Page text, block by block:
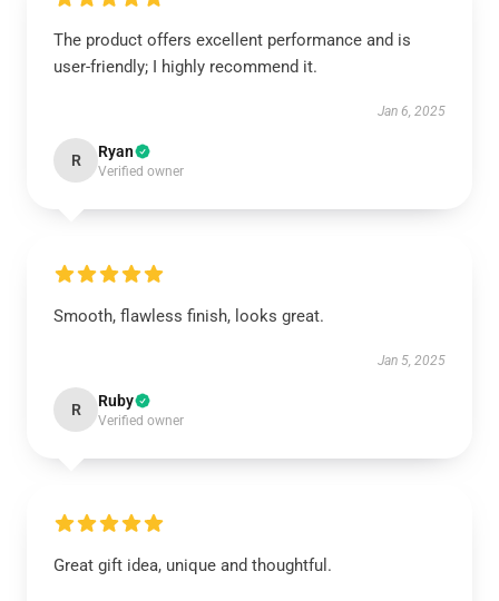
The product offers excellent performance and is
user-friendly; I highly recommend it.
Jan 6, 2025
R Ryan
Verified owner
Smooth, flawless finish, looks great.
Jan 5, 2025
R Ruby
Verified owner
Great gift idea, unique and thoughtful.